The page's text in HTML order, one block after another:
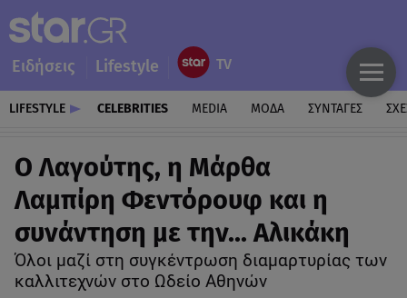
Ειδήσεις Lifestyle
LIFESTYLE CELEBRITIES MEDIA ΜΟΔΑ ΣΥΝΤΑΓΕΣ
Ο Λαγούτης, η Μάρθα
Λαμπίρη Φεντόρουφ και η
συνάντηση με την... Αλικάκη
Όλοι μαζί στη συγκέντρωση διαμαρτυρίας των
καλλιτεχνών στο Ωδείο Αθηνών